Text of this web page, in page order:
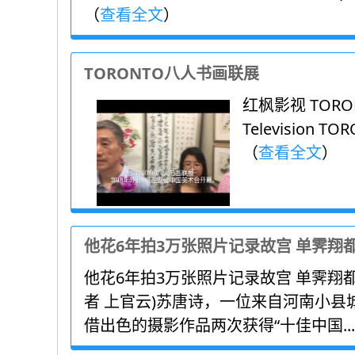
（查看全文）
TORONTO八人书画联展
红枫影视
Television
（查看全文）
他花6年拍3万张照片记录故宫 单霁翔
他花6年拍3万张照片记录故宫 单霁翔
者 上官云)苏唐诗，一位来自河南小
借出色的摄影作品两次获得“十佳中国